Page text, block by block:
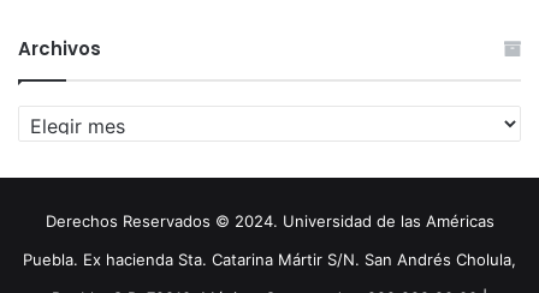
Archivos
Archivos
Derechos Reservados © 2024. Universidad de las Américas
Puebla. Ex hacienda Sta. Catarina Mártir S/N. San Andrés Cholula,